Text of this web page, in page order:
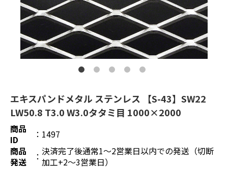
エキスパンドメタル ステンレス 【S-43】SW22
LW50.8 T3.0 W3.0タタミ目 1000×2000
商品
ID
： 1497
商品
発送
： 決済完了後通常1～2営業日以内での発送（切断
加工+2～3営業日）